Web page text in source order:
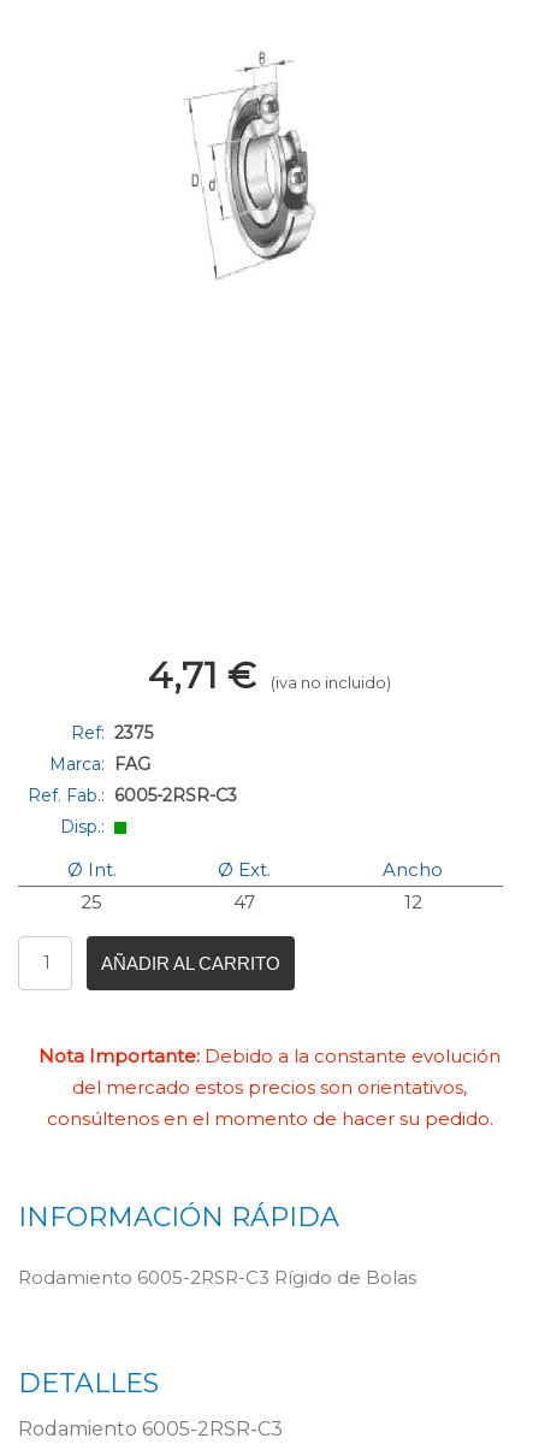
4,71 € (iva no incluido)
Ref: 2375
Marca:
FAG
Ref. Fab.: 6005-2RSR-C3
Disp.:
Ø Int. Ø Ext.
Ancho
25
47 12
AÑADIR AL CARRITO
Nota Importante: Debido a la constante evolución
del mercado estos precios son orientativos,
consúltenos en el momento de hacer su pedido.
INFORMACIÓN RÁPIDA
Rodamiento 6005-2RSR-C3 Rígido de Bolas
DETALLES
Rodamiento 6005-2RSR-C3